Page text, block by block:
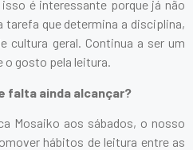
é interessante porque já não
que determina a disciplina,
cultura geral. Continua a ser um
o gosto pela leitura.
falta ainda alcançar?
Mosaiko aos sábados, o nosso
hábitos de leitura entre as